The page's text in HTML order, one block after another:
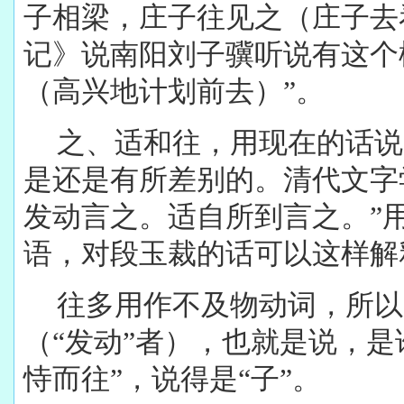
子相梁，庄子往见之（庄子
记》说南阳刘子骥听说有这
（高兴地计划前去）”。
之、适和往，用现在的话
是还是有所差别的。清代文
发动言之。适自所到言之。”
语，对段玉裁的话可以这样
往多用作不及物动词，所
（“发动”者），也就是说，
恃而往”，说得是“子”。